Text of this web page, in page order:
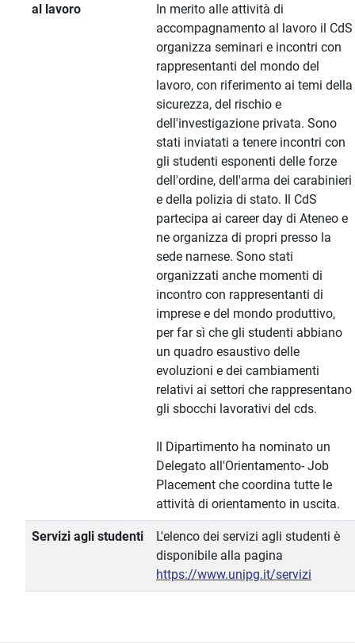
al lavoro
In merito alle attività di
accompagnamento al lavoro il CdS
organizza seminari e incontri con
rappresentanti del mondo del
lavoro, con riferimento ai temi della
sicurezza, del rischio e
dell'investigazione privata. Sono
stati inviatati a tenere incontri con
gli studenti esponenti delle forze
dell'ordine, dell'arma dei carabinieri
e della polizia di stato. Il CdS
partecipa ai career day di Ateneo e
ne organizza di propri presso la
sede narnese. Sono stati
organizzati anche momenti di
incontro con rappresentanti di
imprese e del mondo produttivo,
per far sì che gli studenti abbiano
un quadro esaustivo delle
evoluzioni e dei cambiamenti
relativi ai settori che rappresentano
gli sbocchi lavorativi del cds.
Il Dipartimento ha nominato un
Delegato all'Orientamento- Job
Placement che coordina tutte le
attività di orientamento in uscita.
Servizi agli studenti
L'elenco dei servizi agli studenti è
disponibile alla pagina
https://www.unipg.it/servizi